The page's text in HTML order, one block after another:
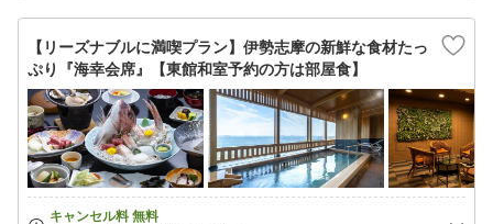
【リーズナブルに満喫プラン】伊勢志摩の新鮮な食材たっ
ぷり『海幸会席』【東館和室予約の方は部屋食】